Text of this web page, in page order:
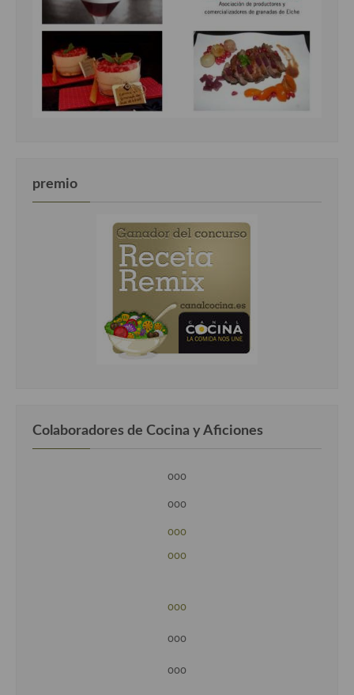
premio
Colaboradores de Cocina y Aficiones
ooo
ooo
ooo
ooo
ooo
ooo
ooo